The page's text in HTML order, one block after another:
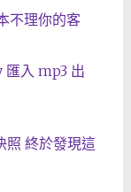
不理你的客
入 mp3 出
照 終於發現這